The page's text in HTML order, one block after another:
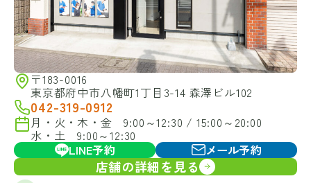
〒183-0016
東京都府中市八幡町1丁目3-14 森澤ビル102
042-319-0912
月・火・木・金 9:00～12:30 / 15:00～20:00
水・土 9:00～12:30
LINE予約
メール予約
店舗の詳細を見る